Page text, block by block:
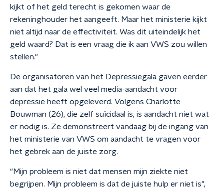
kijkt of het geld terecht is gekomen waar de
rekeninghouder het aangeeft. Maar het ministerie kijkt
niet altijd naar de effectiviteit. Was dit uiteindelijk het
geld waard? Dat is een vraag die ik aan VWS zou willen
stellen."
De organisatoren van het Depressiegala gaven eerder
aan dat het gala wel veel media-aandacht voor
depressie heeft opgeleverd. Volgens Charlotte
Bouwman (26), die zelf suïcidaal is, is aandacht niet wat
er nodig is. Ze demonstreert vandaag bij de ingang van
het ministerie van VWS om aandacht te vragen voor
het gebrek aan de juiste zorg.
"Mijn probleem is niet dat mensen mijn ziekte niet
begrijpen. Mijn probleem is dat de juiste hulp er niet is",